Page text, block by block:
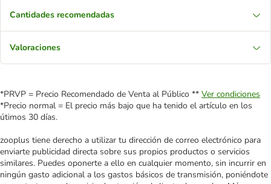
Cantidades recomendadas
Valoraciones
*PRVP = Precio Recomendado de Venta al Público ** Ver condiciones
*Precio normal = El precio más bajo que ha tenido el artículo en los
útimos 30 días.
zooplus tiene derecho a utilizar tu dirección de correo electrónico para
enviarte publicidad directa sobre sus propios productos o servicios
similares. Puedes oponerte a ello en cualquier momento, sin incurrir en
ningún gasto adicional a los gastos básicos de transmisión, poniéndote